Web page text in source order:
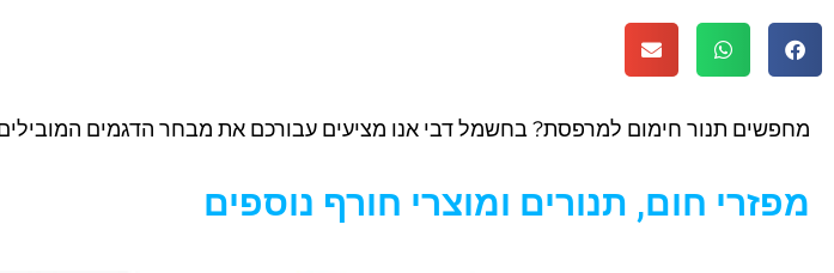
מחפשים תנור חימום למרפסת? בחשמל דבי אנו מציעים עבורכם את מבחר הדגמים
מפזרי חום, תנורים ומוצרי חורף נוספים